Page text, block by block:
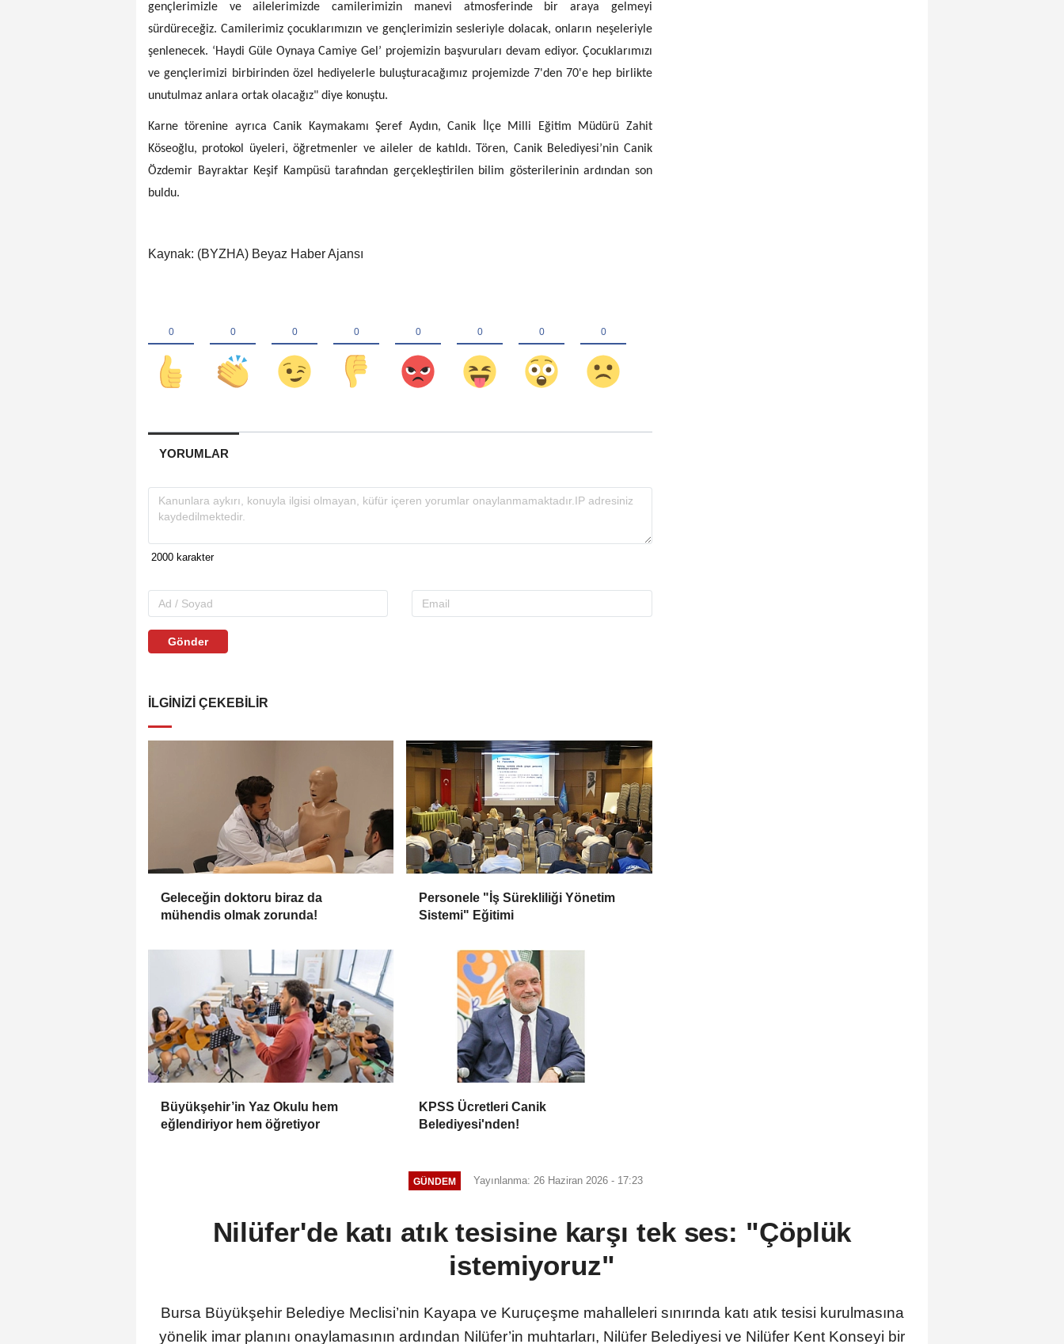
gençlerimizle ve ailelerimizde camilerimizin manevi atmosferinde bir araya gelmeyi
sürdüreceğiz. Camilerimiz çocuklarımızın ve gençlerimizin sesleriyle dolacak, onların neşeleriyle
şenlenecek. ‘Haydi Güle Oynaya Camiye Gel’ projemizin başvuruları devam ediyor. Çocuklarımızı
ve gençlerimizi birbirinden özel hediyelerle buluşturacağımız projemizde 7'den 70'e hep birlikte
unutulmaz anlara ortak olacağız" diye konuştu.
Karne törenine ayrıca Canik Kaymakamı Şeref Aydın, Canik İlçe Milli Eğitim Müdürü Zahit
Köseoğlu, protokol üyeleri, öğretmenler ve aileler de katıldı. Tören, Canik Belediyesi’nin Canik
Özdemir Bayraktar Keşif Kampüsü tarafından gerçekleştirilen bilim gösterilerinin ardından son
buldu.
Kaynak: (BYZHA) Beyaz Haber Ajansı
YORUMLAR
Gönder
İLGINIZI ÇEKEBILIR
Geleceğin doktoru biraz da
mühendis olmak zorunda!
Personele "İş Sürekliliği Yönetim
Sistemi" Eğitimi
Büyükşehir’in Yaz Okulu hem
eğlendiriyor hem öğretiyor
KPSS Ücretleri Canik
Belediyesi'nden!
GÜNDEM Yayınlanma: 26 Haziran 2026 - 17:23
Nilüfer'de katı atık tesisine karşı tek ses: "Çöplük
istemiyoruz"
Bursa Büyükşehir Belediye Meclisi’nin Kayapa ve Kuruçeşme mahalleleri sınırında katı atık tesisi kurulmasına
yönelik imar planını onaylamasının ardından Nilüfer’in muhtarları, Nilüfer Belediyesi ve Nilüfer Kent Konseyi bir